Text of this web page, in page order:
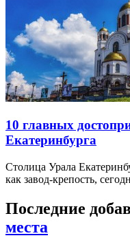
10 главных
Екатеринбурга
Столица Урала
как завод-крепость,
Последние
места